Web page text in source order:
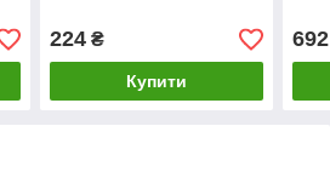
224₴
Купити
692